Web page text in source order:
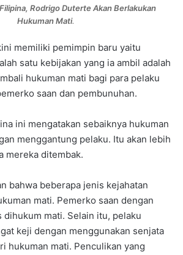
Rodrigo Duterte Akan Berlakukan
Hukuman Mati.
memiliki pemimpin baru yaitu
satu kebijakan yang ia ambil adalah
hukuman mati bagi para pelaku
saan dan pembunuhan.
ini mengatakan sebaiknya hukuman
menggantung pelaku. Itu akan lebih
mereka ditembak.
bahwa beberapa jenis kejahatan
mati. Pemerko saan dengan
dihukum mati. Selain itu, pelaku
keji dengan menggunakan senjata
hukuman mati. Penculikan yang